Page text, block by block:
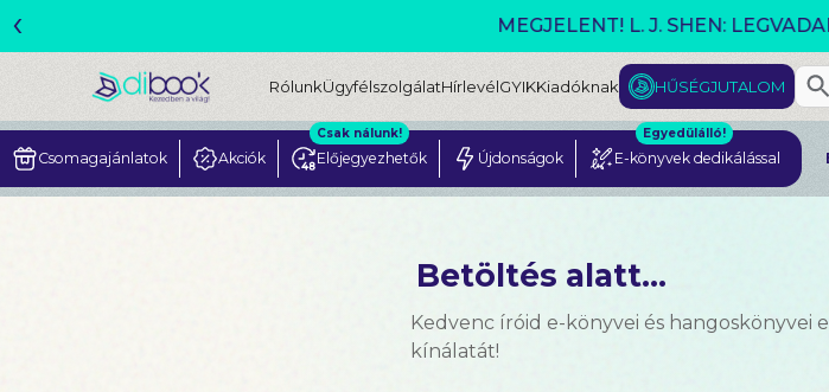
VÁLTOZÓ
‹
RólunkÜgyfélszolgálatHírlevélGYIKKiadóknak HŰSÉGJUTALOM
Csomagajánlatok Akciók Előjegyezhetők
Csak nálunk!
Újdonságok E-könyvek dedikálással
Egyedülálló!
Betöltés alatt...
Kedvenc íróid e-könyvei és hangoskönyvei
kínálatát!